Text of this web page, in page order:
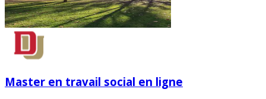
Master en travail social en ligne